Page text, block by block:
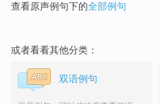
查看原声例句下的全部例句
或者看看其他分类：
双语例句